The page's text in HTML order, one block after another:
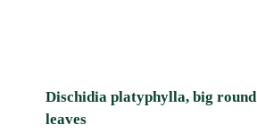
Dischidia platyphylla, big round
leaves